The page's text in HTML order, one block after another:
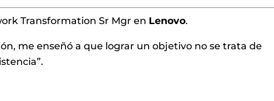
Transformation Sr Mgr en Lenovo.
me enseñó a que lograr un objetivo no se trata de